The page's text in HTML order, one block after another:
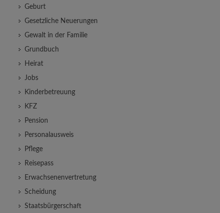
Geburt
Gesetzliche Neuerungen
Gewalt in der Familie
Grundbuch
Heirat
Jobs
Kinderbetreuung
KFZ
Pension
Personalausweis
Pflege
Reisepass
Erwachsenenvertretung
Scheidung
Staatsbürgerschaft